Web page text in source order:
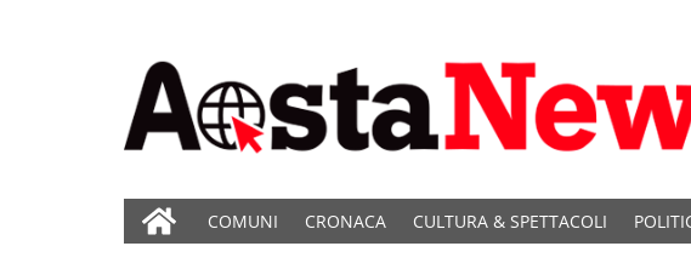
COMUNI CRONACA CULTURA & SPETTACOLI